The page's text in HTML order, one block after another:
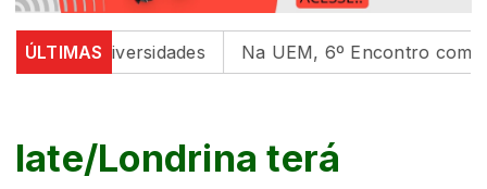
ÚLTIMAS
universidades Na UEM, 6º Encontro com as
Iate/Londrina terá